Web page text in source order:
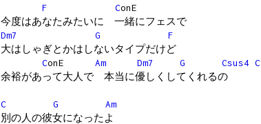
F
ConE
今度はあなたみたいに 一緒にフェスで
Dm7
G
F
大はしゃぎとかはしないタイプだけど
ConE Am Dm7 G Csus4 C
余裕があって大人で 本当に優しくしてくれるの
C G
Am
別の人の彼女になったよ